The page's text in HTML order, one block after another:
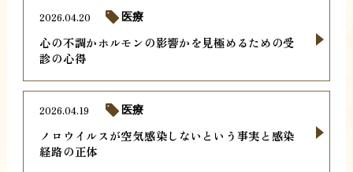
心の不調かホルモンの影響かを見極めるための受
診の心得
2026.04.20 医療
ノロウイルスが空気感染しないという事実と感染
経路の正体
2026.04.19 医療